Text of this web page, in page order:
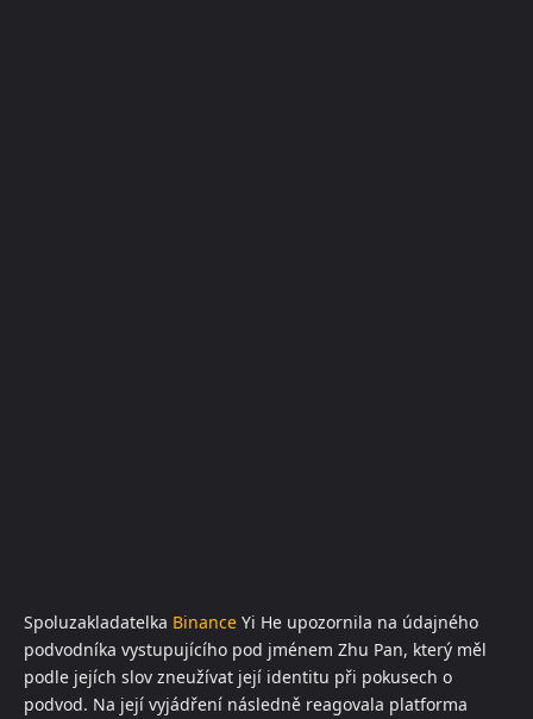
Spoluzakladatelka Binance Yi He upozornila na údajného
podvodníka vystupujícího pod jménem Zhu Pan, který měl
podle jejích slov zneužívat její identitu při pokusech o
podvod. Na její vyjádření následně reagovala platforma